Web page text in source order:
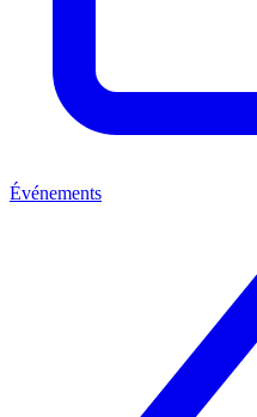
Événements